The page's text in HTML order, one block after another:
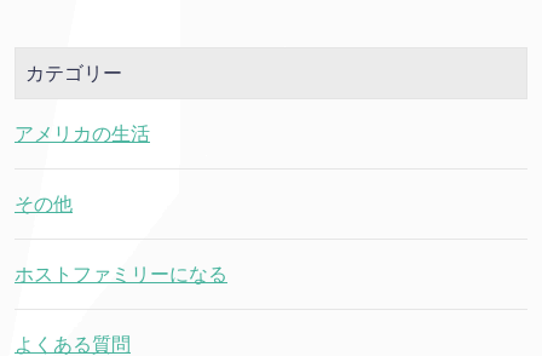
カテゴリー
アメリカの生活
その他
ホストファミリーになる
よくある質問